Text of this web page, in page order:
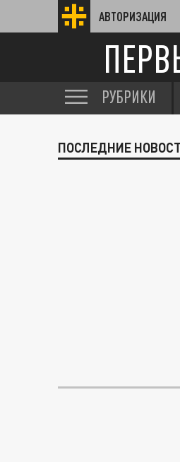
АВТОРИЗАЦИЯ
РУБРИКИ
ПОСЛЕДНИЕ